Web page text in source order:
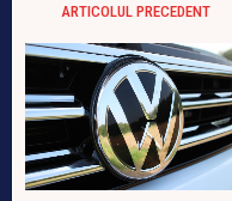
ARTICOLUL PRECEDENT